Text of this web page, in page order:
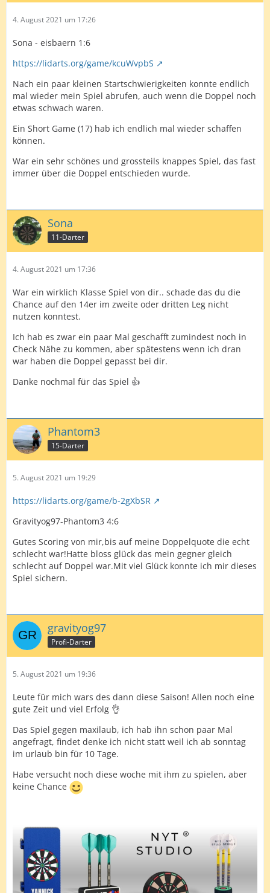
4. August 2021 um 17:26
Sona - eisbaern 1:6
https://lidarts.org/game/kcuWvpbS
Nach ein paar kleinen Startschwierigkeiten konnte endlich
mal wieder mein Spiel abrufen, auch wenn die Doppel noch
etwas schwach waren.
Ein Short Game (17) hab ich endlich mal wieder schaffen
können.
War ein sehr schönes und grossteils knappes Spiel, das fast
immer über die Doppel entschieden wurde.
Sona
11-Darter
4. August 2021 um 17:36
War ein wirklich Klasse Spiel von dir.. schade das du die
Chance auf den 14er im zweite oder dritten Leg nicht
nutzen konntest.
Ich hab es zwar ein paar Mal geschafft zumindest noch in
Check Nähe zu kommen, aber spätestens wenn ich dran
war haben die Doppel gepasst bei dir.
Danke nochmal für das Spiel 👍
Phantom3
15-Darter
5. August 2021 um 19:29
https://lidarts.org/game/b-2gXbSR
Gravityog97-Phantom3 4:6
Gutes Scoring von mir,bis auf meine Doppelquote die echt
schlecht war!Hatte bloss glück das mein gegner gleich
schlecht auf Doppel war.Mit viel Glück konnte ich mir dieses
Spiel sichern.
gravityog97
Profi-Darter
5. August 2021 um 19:36
Leute für mich wars des dann diese Saison! Allen noch eine
gute Zeit und viel Erfolg 👌
Das Spiel gegen maxilaub, ich hab ihn schon paar Mal
angefragt, findet denke ich nicht statt weil ich ab sonntag
im urlaub bin für 10 Tage.
Habe versucht noch diese woche mit ihm zu spielen, aber
keine Chance